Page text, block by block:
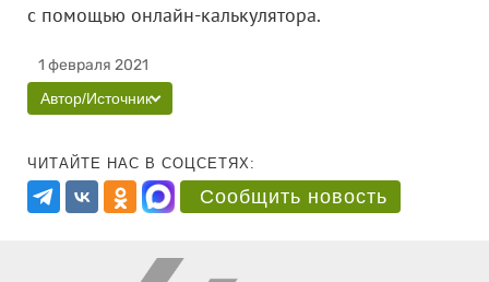
с помощью онлайн-калькулятора.
1 февраля 2021
Автор/Источник
ЧИТАЙТЕ НАС В СОЦСЕТЯХ:
Сообщить новость